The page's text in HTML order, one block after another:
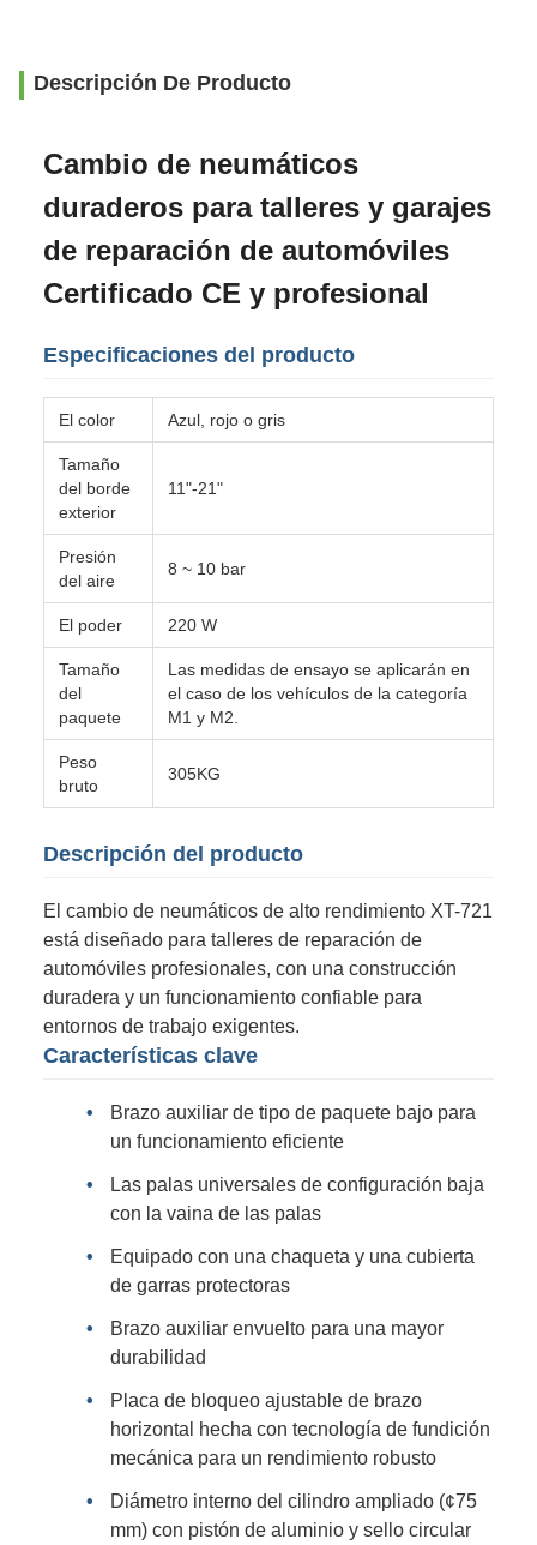
Descripción De Producto
Cambio de neumáticos
duraderos para talleres y garajes
de reparación de automóviles
Certificado CE y profesional
Especificaciones del producto
El color Azul, rojo o gris
Tamaño
del borde
exterior
11"-21"
Presión
del aire
8 ~ 10 bar
El poder 220 W
Tamaño
del
paquete
Las medidas de ensayo se aplicarán en
el caso de los vehículos de la categoría
M1 y M2.
Peso
bruto
305KG
Descripción del producto
El cambio de neumáticos de alto rendimiento XT-721
está diseñado para talleres de reparación de
automóviles profesionales, con una construcción
duradera y un funcionamiento confiable para
entornos de trabajo exigentes.
Características clave
Brazo auxiliar de tipo de paquete bajo para
un funcionamiento eficiente
Las palas universales de configuración baja
con la vaina de las palas
Equipado con una chaqueta y una cubierta
de garras protectoras
Brazo auxiliar envuelto para una mayor
durabilidad
Placa de bloqueo ajustable de brazo
horizontal hecha con tecnología de fundición
mecánica para un rendimiento robusto
Diámetro interno del cilindro ampliado (¢75
mm) con pistón de aluminio y sello circular